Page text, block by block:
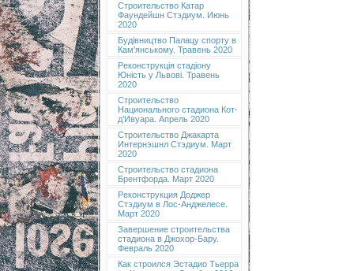
Строительство Катар
Фаундейшн Стэдиум. Июнь
2020
Будівництво Палацу спорту в
Кам'янському. Травень 2020
Реконструкція стадіону
Юність у Львові. Травень
2020
Строительство
Национального стадиона Кот-
д’Ивуара. Апрель 2020
Строительство Джакарта
Интернэшнл Стэдиум. Март
2020
Строительство стадиона
Брентфорда. Март 2020
Реконструкция Доджер
Стэдиум в Лос-Анджелесе.
Март 2020
Завершение строительства
стадиона в Джохор-Бару.
Февраль 2020
Как строился Эстадио Тьерра